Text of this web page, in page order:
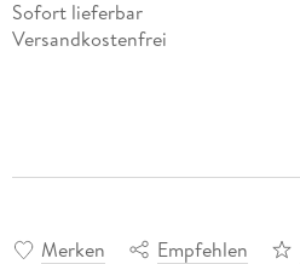
Sofort lieferbar
Versandkostenfrei
Merken Empfehlen